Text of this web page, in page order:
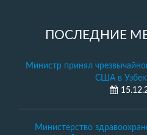
ПОСЛЕДНИЕ
Министр принял
США в
Министерство